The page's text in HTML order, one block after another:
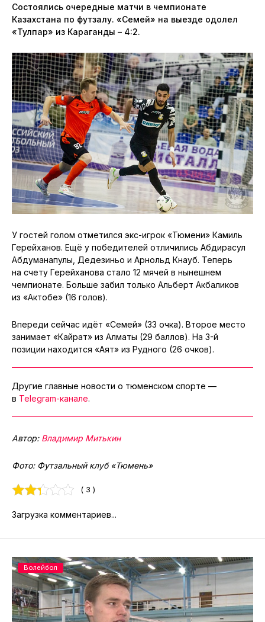
Состоялись очередные матчи в чемпионате
Казахстана по футзалу. «Семей» на выезде одолел
«Тулпар» из Караганды – 4:2.
У гостей голом отметился экс-игрок «Тюмени» Камиль
Герейханов. Ещё у победителей отличились Абдирасул
Абдуманапулы, Дедезиньо и Арнольд Кнауб. Теперь
на счету Герейханова стало 12 мячей в нынешнем
чемпионате. Больше забил только Альберт Акбаликов
из «Актобе» (16 голов).
Впереди сейчас идёт «Семей» (33 очка). Второе место
занимает «Кайрат» из Алматы (29 баллов). На 3-й
позиции находится «Аят» из Рудного (26 очков).
Другие главные новости о тюменском спорте —
в Telegram-канале.
Автор: Владимир Митькин
Фото: Футзальный клуб «Тюмень»
( 3 )
Загрузка комментариев...
Волейбол